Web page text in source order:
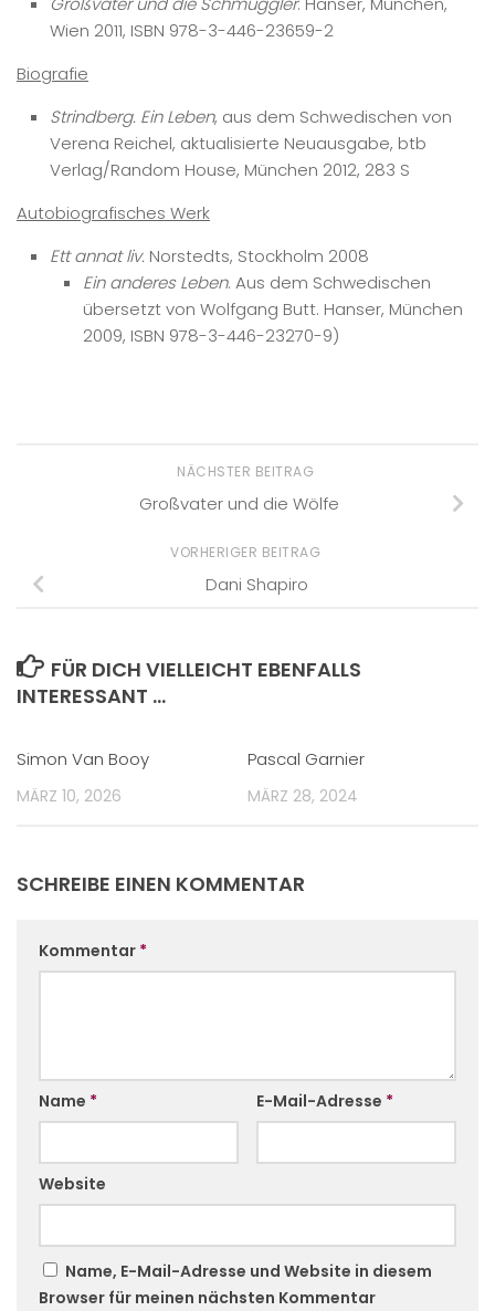
Wien 2011, ISBN 978-3-446-23659-2
Biografie
Strindberg. Ein Leben, aus dem Schwedischen von
Verena Reichel, aktualisierte Neuausgabe, btb
Verlag/Random House, München 2012, 283 S
Autobiografisches Werk
Ett annat liv. Norstedts, Stockholm 2008
Ein anderes Leben. Aus dem Schwedischen
übersetzt von Wolfgang Butt. Hanser, München
2009, ISBN 978-3-446-23270-9)
NÄCHSTER BEITRAG
Großvater und die Wölfe
VORHERIGER BEITRAG
Dani Shapiro
FÜR DICH VIELLEICHT EBENFALLS
INTERESSANT …
Simon Van Booy
MÄRZ 10, 2026
Pascal Garnier
MÄRZ 28, 2024
SCHREIBE EINEN KOMMENTAR
Kommentar *
Name * E-Mail-Adresse *
Website
Name, E-Mail-Adresse und Website in diesem
Browser für meinen nächsten Kommentar